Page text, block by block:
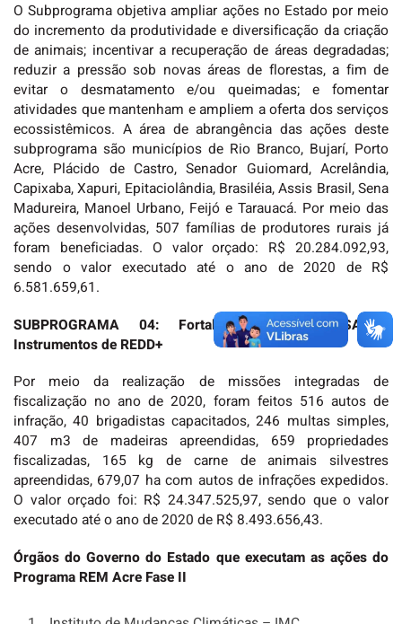
O Subprograma objetiva ampliar ações no Estado por meio
do incremento da produtividade e diversificação da criação
de animais; incentivar a recuperação de áreas degradadas;
reduzir a pressão sob novas áreas de florestas, a fim de
evitar o desmatamento e/ou queimadas; e fomentar
atividades que mantenham e ampliem a oferta dos serviços
ecossistêmicos. A área de abrangência das ações deste
subprograma são municípios de Rio Branco, Bujarí, Porto
Acre, Plácido de Castro, Senador Guiomard, Acrelândia,
Capixaba, Xapuri, Epitaciolândia, Brasiléia, Assis Brasil, Sena
Madureira, Manoel Urbano, Feijó e Tarauacá. Por meio das
ações desenvolvidas, 507 famílias de produtores rurais já
foram beneficiadas. O valor orçado: R$ 20.284.092,93,
sendo o valor executado até o ano de 2020 de R$
6.581.659,61.
SUBPROGRAMA 04: Fortalecimento do SISA e
Instrumentos de REDD+
Por meio da realização de missões integradas de
fiscalização no ano de 2020, foram feitos 516 autos de
infração, 40 brigadistas capacitados, 246 multas simples,
407 m3 de madeiras apreendidas, 659 propriedades
fiscalizadas, 165 kg de carne de animais silvestres
apreendidas, 679,07 ha com autos de infrações expedidos.
O valor orçado foi: R$ 24.347.525,97, sendo que o valor
executado até o ano de 2020 de R$ 8.493.656,43.
Órgãos do Governo do Estado que executam as ações do
Programa REM Acre Fase II